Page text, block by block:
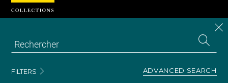
FILTERS ADVANCED SEARCH
Cookies management panel